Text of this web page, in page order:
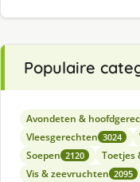
Populaire
Avondeten &
Vleesgerechten 3024
Soepen 2120 Toetjes
Vis & zeevruchten 2095